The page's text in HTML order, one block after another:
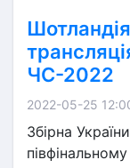
ЧС-2022
2022-05-25
Збірна